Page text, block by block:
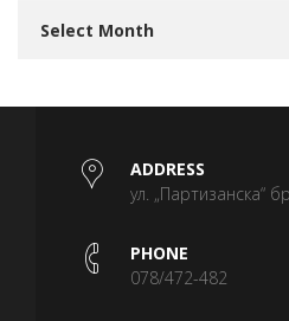
ADDRESS
ул. „Партизанска“
PHONE
078/472-482